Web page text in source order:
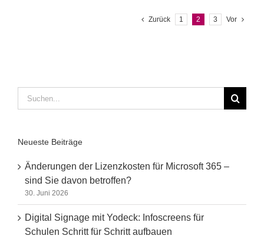
Zurück 1 2 3 Vor
Suche
nach:
Neueste Beiträge
Änderungen der Lizenzkosten für Microsoft 365 –
sind Sie davon betroffen?
30. Juni 2026
Digital Signage mit Yodeck: Infoscreens für
Schulen Schritt für Schritt aufbauen